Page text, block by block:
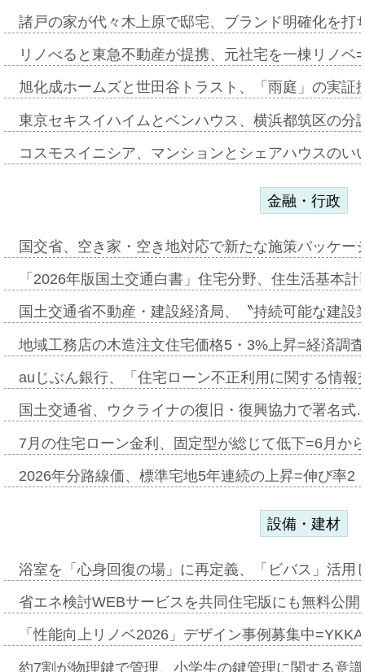
諸戸の家が代々木上原で邸宅、ブランド明確化を
リノべると東急不動産が提携、元社宅を一棟リノ
旭化成ホームズと世田谷トラスト、「雨庭」の実
東京セキスイハイムとベンハウス、横浜都筑区の
コスモスイニシア、マンションとシェアハウスの
金融・行政
国交省、空き家・空き地対応で新たな施策パッケ
「2026年版国土交通白書」住宅分野、住生活基本
国土交通省不動産・建設経済局、〝持続可能な建
地域工務店の木造注文住宅価格5・3%上昇=経済調
auじぶん銀行、「住宅ローン不正利用に関する情
国土交通省、ウクライナの復旧・復興協力で署名
7月の住宅ローン金利、固定型が総じて低下=6月か
2026年分路線価、標準宅地5年連続の上昇=伸び率
設備・建材
浴室を「心身回復の場」に再定義、「ビバス」活
省エネ検討WEBサービスを共同住宅版にも無料公
「性能向上リノベ2026」デザイン事例募集中
約7割が物理鍵で管理、小学生の鍵管理に関する意